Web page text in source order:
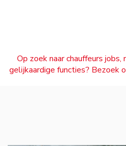
Op zoek naar chauffeurs jobs,
gelijkaardige functies? Bezoek